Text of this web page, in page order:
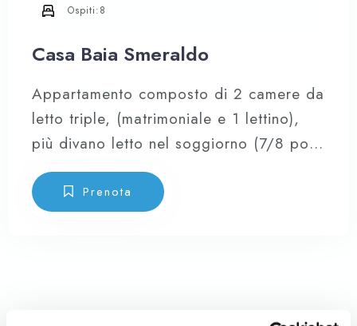
Casa Baia Smeraldo
Appartamento composto di 2 camere da
letto triple, (matrimoniale e 1 lettino),
più divano letto nel soggiorno (7/8 posti
letto), cucina a vista attrezzata provvista
di forno, forno microonde, frigo
combinato e di tutte le stoviglie,
Ospiti:8
Prenota